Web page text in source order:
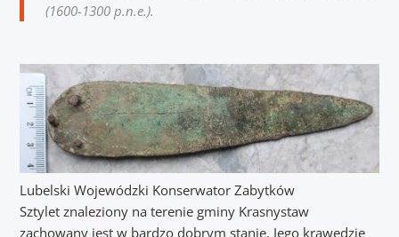
(1600-1300 p.n.e.).
Lubelski Wojewódzki Konserwator Zabytków
Sztylet znaleziony na terenie gminy Krasnystaw
zachowany jest w bardzo dobrym stanie. Jego krawędzie